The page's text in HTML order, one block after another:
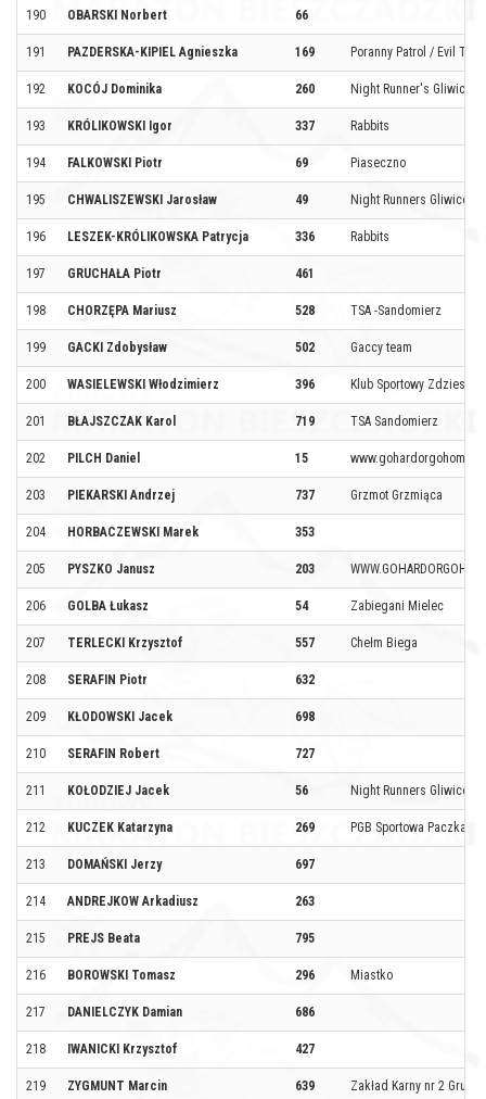
190 OBARSKI Norbert 66
191 PAZDERSKA-KIPIEL Agnieszka 169 Poranny Patrol / Evil
192 KOCÓJ Dominika 260 Night Runner's Gliwice
193 KRÓLIKOWSKI Igor 337 Rabbits
194 FALKOWSKI Piotr 69 Piaseczno
195 CHWALISZEWSKI Jarosław 49 Night Runners Gliwice
196 LESZEK-KRÓLIKOWSKA Patrycja 336 Rabbits
197 GRUCHAŁA Piotr 461
198 CHORZĘPA Mariusz 528 TSA -Sandomierz
199 GACKI Zdobysław 502 Gaccy team
200 WASIELEWSKI Włodzimierz 396 Klub Sportowy
201 BŁAJSZCZAK Karol 719 TSA Sandomierz
202 PILCH Daniel 15 www.gohardorgohome.pl
203 PIEKARSKI Andrzej 737 Grzmot Grzmiąca
204 HORBACZEWSKI Marek 353
205 PYSZKO Janusz 203
206 GOLBA Łukasz 54 Zabiegani Mielec
207 TERLECKI Krzysztof 557 Chełm Biega
208 SERAFIN Piotr 632
209 KŁODOWSKI Jacek 698
210 SERAFIN Robert 727
211 KOŁODZIEJ Jacek 56 Night Runners Gliwice
212 KUCZEK Katarzyna 269 PGB Sportowa Paczka
213 DOMAŃSKI Jerzy 697
214 ANDREJKOW Arkadiusz 263
215 PREJS Beata 795
216 BOROWSKI Tomasz 296 Miastko
217 DANIELCZYK Damian 686
218 IWANICKI Krzysztof 427
219 ZYGMUNT Marcin 639 Zakład Karny nr 2